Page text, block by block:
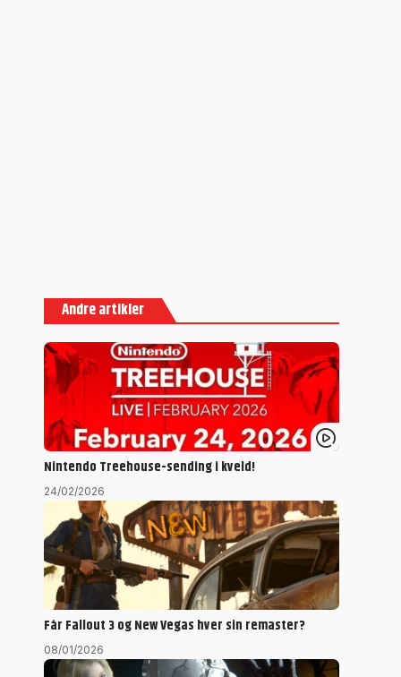
Andre artikler
Nintendo Treehouse-sending i kveld!
24/02/2026
Får Fallout 3 og New Vegas hver sin remaster?
08/01/2026